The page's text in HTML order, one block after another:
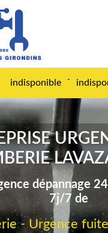
indisponible -
dépannage
7j/7 de
- Urgence